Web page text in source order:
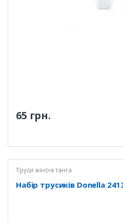
65 грн.
Труси жіночі танга
Набір трусиків Donella